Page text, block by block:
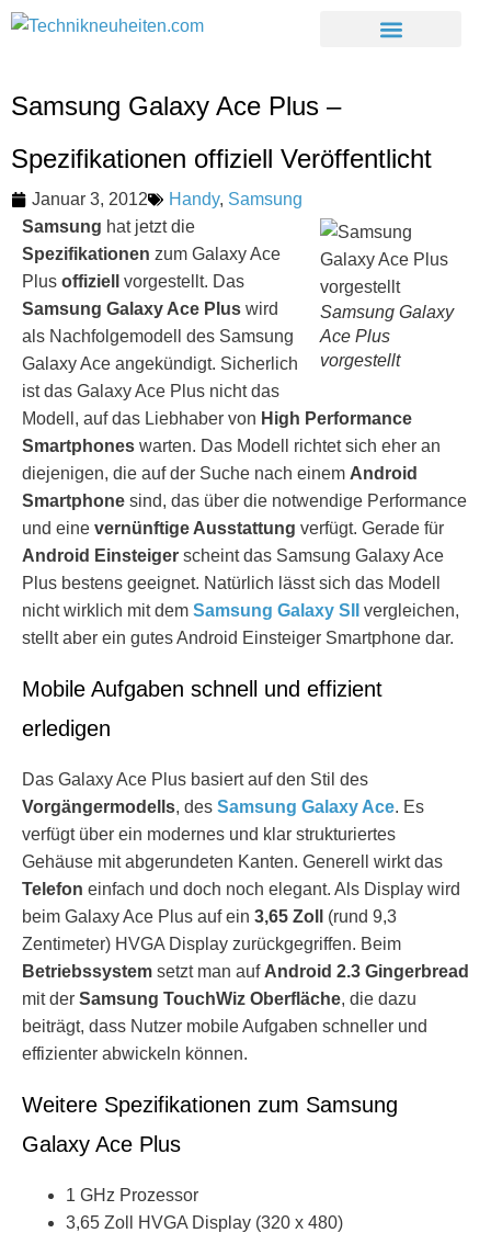
Samsung Galaxy Ace Plus –
Spezifikationen offiziell Veröffentlicht
Januar 3, 2012 Handy, Samsung
Samsung Galaxy
Ace Plus
vorgestellt
Samsung hat jetzt die
Spezifikationen zum Galaxy Ace
Plus offiziell
vorgestellt. Das
Samsung Galaxy Ace Plus wird
als Nachfolgemodell des Samsung
Galaxy Ace angekündigt. Sicherlich
ist das Galaxy Ace Plus nicht das
Modell, auf das Liebhaber von High Performance
Smartphones warten. Das Modell richtet sich eher an
diejenigen, die auf der Suche nach einem Android
Smartphone sind, das über die notwendige Performance
und eine vernünftige Ausstattung verfügt. Gerade für
Android Einsteiger scheint das Samsung Galaxy Ace
Plus bestens geeignet. Natürlich lässt sich das Modell
nicht wirklich mit dem Samsung Galaxy SII
vergleichen,
stellt aber ein gutes Android Einsteiger Smartphone dar.
Mobile Aufgaben schnell und effizient
erledigen
Das Galaxy Ace Plus basiert auf den Stil des
Vorgängermodells, des Samsung Galaxy Ace. Es
verfügt über ein modernes und klar strukturiertes
Gehäuse mit abgerundeten Kanten. Generell wirkt das
Telefon einfach und doch noch elegant. Als Display wird
beim Galaxy Ace Plus auf ein 3,65 Zoll
(rund 9,3
Zentimeter) HVGA Display zurückgegriffen. Beim
Betriebssystem setzt man auf Android 2.3 Gingerbread
mit der Samsung TouchWiz Oberfläche, die dazu
beiträgt, dass Nutzer mobile Aufgaben schneller und
effizienter abwickeln können.
Weitere Spezifikationen zum Samsung
Galaxy Ace Plus
1 GHz Prozessor
3,65 Zoll HVGA Display (320 x 480)